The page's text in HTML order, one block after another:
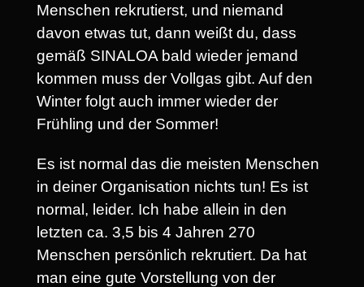
Menschen rekrutierst, und niemand
davon etwas tut, dann weißt du, dass
gemäß SINALOA bald wieder jemand
kommen muss der Vollgas gibt. Auf den
Winter folgt auch immer wieder der
Frühling und der Sommer!
Es ist normal das die meisten Menschen
in deiner Organisation nichts tun! Es ist
normal, leider. Ich habe allein in den
letzten ca. 3,5 bis 4 Jahren 270
Menschen persönlich rekrutiert. Da hat
man eine gute Vorstellung von der